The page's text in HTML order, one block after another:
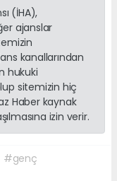
(İHA),
ajanslar
kanallarından
hukuki
sitemizin hiç
Haber kaynak
izin verir.
#genç